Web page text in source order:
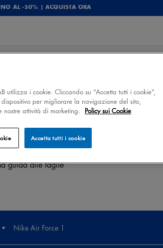
AL -50% | ACQUISTA ORA
FIANCHI (cm)
84-91
79.5
98-105
105-112
112-120
guida alle taglie
Nike Air Force 1
utilizza i cookie. Cliccando su “Accetta tutti i cookie”,
per migliorare la navigazione del sito,
attività di marketing. Policy sui Cookie
Accetta tutti i cookie